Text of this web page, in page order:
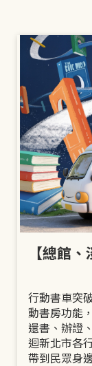
【總館
行動書車突
動書房功能
還書、辦證
迴新北市各
帶到民眾身